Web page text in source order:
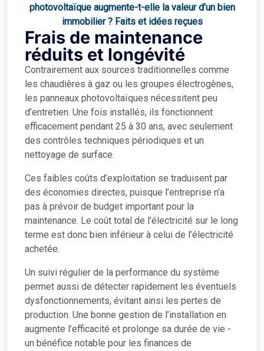
photovoltaïque augmente-t-elle la valeur d’un bien
immobilier ? Faits et idées reçues
Frais de maintenance
réduits et longévité
Contrairement aux sources traditionnelles comme
les chaudières à gaz ou les groupes électrogènes,
les panneaux photovoltaïques nécessitent peu
d’entretien. Une fois installés, ils fonctionnent
efficacement pendant 25 à 30 ans, avec seulement
des contrôles techniques périodiques et un
nettoyage de surface.
Ces faibles coûts d’exploitation se traduisent par
des économies directes, puisque l’entreprise n’a
pas à prévoir de budget important pour la
maintenance. Le coût total de l’électricité sur le long
terme est donc bien inférieur à celui de l’électricité
achetée.
Un suivi régulier de la performance du système
permet aussi de détecter rapidement les éventuels
dysfonctionnements, évitant ainsi les pertes de
production. Une bonne gestion de l’installation en
augmente l’efficacité et prolonge sa durée de vie -
un bénéfice notable pour les finances de